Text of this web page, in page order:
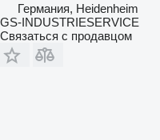
Германия, Heidenheim
GS-INDUSTRIESERVICE
Связаться с продавцом